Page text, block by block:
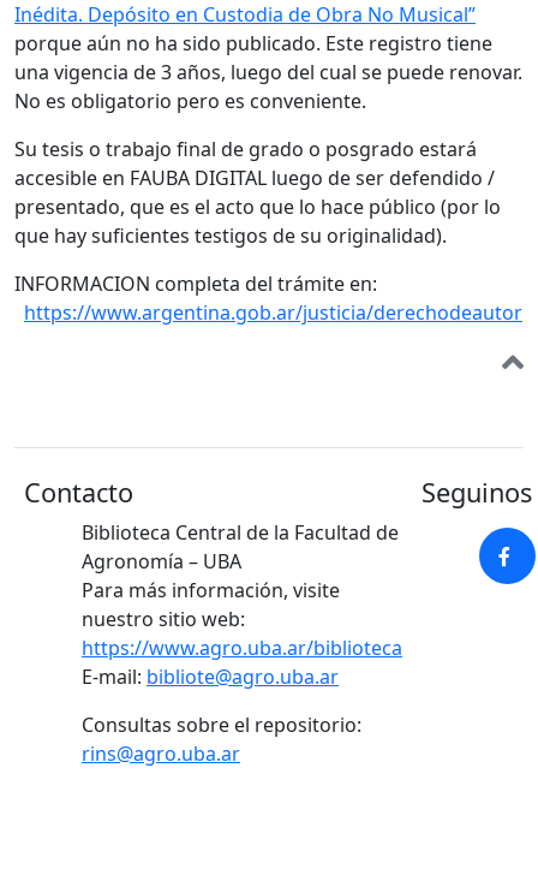
Inédita. Depósito en Custodia de Obra No Musical”
porque aún no ha sido publicado. Este registro tiene
una vigencia de 3 años, luego del cual se puede renovar.
No es obligatorio pero es conveniente.
Su tesis o trabajo final de grado o posgrado estará
accesible en FAUBA DIGITAL luego de ser defendido /
presentado, que es el acto que lo hace público (por lo
que hay suficientes testigos de su originalidad).
INFORMACION completa del trámite en:
https://www.argentina.gob.ar/justicia/derechodeautor
Contacto
Biblioteca Central de la Facultad de
Agronomía – UBA
Para más información, visite
nuestro sitio web:
https://www.agro.uba.ar/biblioteca
E-mail: bibliote@agro.uba.ar
Consultas sobre el repositorio:
rins@agro.uba.ar